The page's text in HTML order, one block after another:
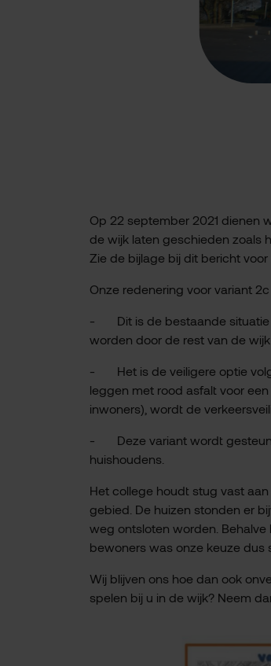
Op 22 september 2021 dienen
de wijk laten geschieden zoals
Zie de bijlage bij dit bericht voor
Onze redenering voor variant
- Dit is de bestaande situatie
worden door de rest van de
- Het is de veiligere optie
leggen met rood asfalt voor
inwoners), wordt de
- Deze variant wordt
huishoudens.
Het college houdt stug vast
gebied. De huizen stonden er
weg ontsloten worden.
bewoners was onze keuze dus
Wij blijven ons hoe dan ook
spelen bij u in de wijk? Neem